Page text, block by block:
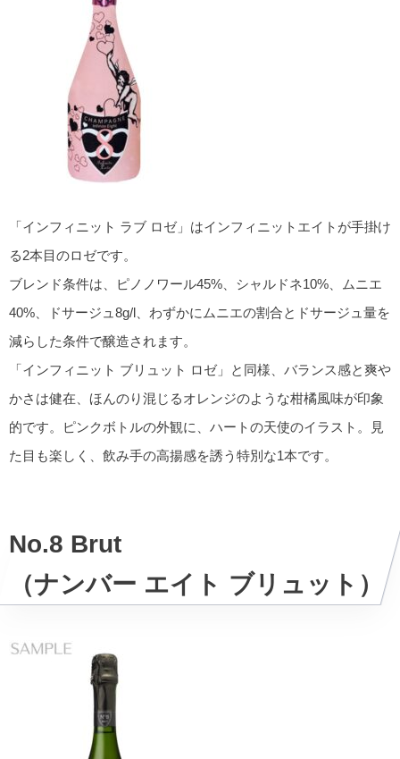
「インフィニット ラブ ロゼ」はインフィニットエイトが手掛け
る2本目のロゼです。
ブレンド条件は、ピノノワール45%、シャルドネ10%、ムニエ
40%、ドサージュ8g/l、わずかにムニエの割合とドサージュ量を
減らした条件で醸造されます。
「インフィニット ブリュット ロゼ」と同様、バランス感と爽や
かさは健在、ほんのり混じるオレンジのような柑橘風味が印象
的です。ピンクボトルの外観に、ハートの天使のイラスト。見
た目も楽しく、飲み手の高揚感を誘う特別な1本です。
No.8 Brut
（ナンバー エイト ブリュット）